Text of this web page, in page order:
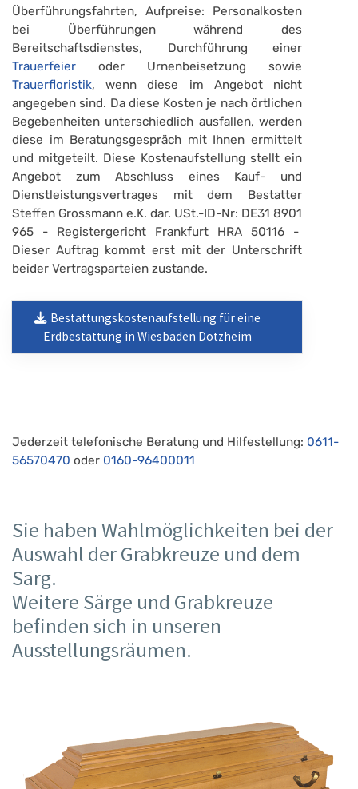
Überführungsfahrten, Aufpreise: Personalkosten
bei Überführungen während des
Bereitschaftsdienstes, Durchführung einer
Trauerfeier oder Urnenbeisetzung sowie
Trauerfloristik, wenn diese im Angebot nicht
angegeben sind. Da diese Kosten je nach örtlichen
Begebenheiten unterschiedlich ausfallen, werden
diese im Beratungsgespräch mit Ihnen ermittelt
und mitgeteilt. Diese Kostenaufstellung stellt ein
Angebot zum Abschluss eines Kauf- und
Dienstleistungsvertrages mit dem Bestatter
Steffen Grossmann e.K. dar. USt.-ID-Nr: DE31 8901
965 - Registergericht Frankfurt HRA 50116 -
Dieser Auftrag kommt erst mit der Unterschrift
beider Vertragsparteien zustande.
Bestattungskostenaufstellung für eine
Erdbestattung in Wiesbaden Dotzheim
Jederzeit telefonische Beratung und Hilfestellung: 0611-
56570470 oder 0160-96400011
Sie haben Wahlmöglichkeiten bei der
Auswahl der Grabkreuze und dem
Sarg.
Weitere Särge und Grabkreuze
befinden sich in unseren
Ausstellungsräumen.